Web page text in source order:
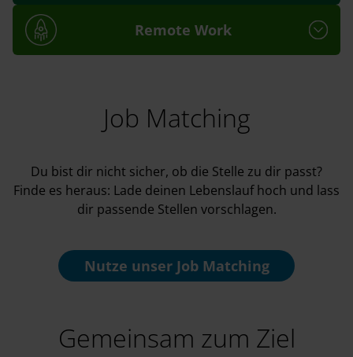
Remote Work
Job Matching
Du bist dir nicht sicher, ob die Stelle zu dir passt?
Finde es heraus: Lade deinen Lebenslauf hoch und lass
dir passende Stellen vorschlagen.
Nutze unserJob Matching
Gemeinsam zum Ziel